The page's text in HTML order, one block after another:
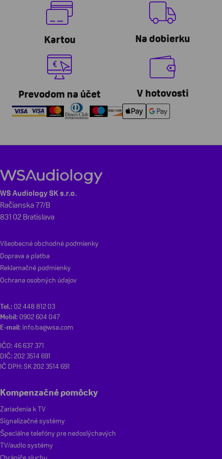
Kartou Na dobierku
Prevodom na účet V hotovosti
WS Audiology SK s.r.o.
Račianska 77/B
831 02 Bratislava
Tel.: 02 448 812 03
Mobil: 0902 604 047
E-mail: info.ba@wsa.com
IČO: 46 637 371
DIČ: 202 3514 691
IČ DPH: SK 202 3514 691
Kompenzačné pomôcky
Zariadenia k TV
Signalizačné systémy
Špeciálne telefóny pre nedoslýchavých
TV/audio systémy
Chrániče sluchu
Všeobecné obchodné podmienky
Doprava a platba
Reklamačné podmienky
Ochrana osobných údajov